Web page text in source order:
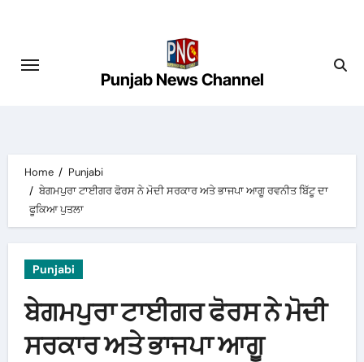
content
Punjab News Channel
Home
Punjabi
ਬੇਗਮਪੁਰਾ ਟਾਈਗਰ ਫੋਰਸ ਨੇ ਮੋਦੀ ਸਰਕਾਰ ਅਤੇ ਭਾਜਪਾ ਆਗੂ ਰਵਨੀਤ ਬਿੱਟੂ ਦਾ
ਫੂਕਿਆ ਪੁਤਲਾ
Punjabi
ਬੇਗਮਪੁਰਾ ਟਾਈਗਰ ਫੋਰਸ ਨੇ ਮੋਦੀ
ਸਰਕਾਰ ਅਤੇ ਭਾਜਪਾ ਆਗੂ